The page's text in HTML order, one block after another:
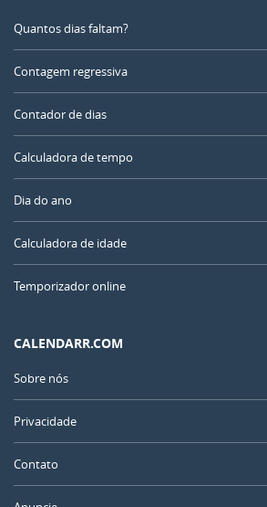
Quantos dias faltam?
Contagem regressiva
Contador de dias
Calculadora de tempo
Dia do ano
Calculadora de idade
Temporizador online
CALENDARR.COM
Sobre nós
Privacidade
Contato